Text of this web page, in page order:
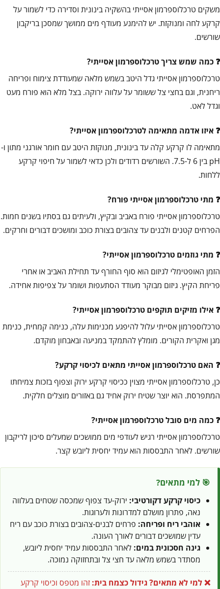
משקים טרכלוספרמון אסייתי בהשקיה בינונית וסדירה כדי לשמור על
קרקע לחה ומנוקזת. יש להימנע מעודף מים ממושך שמסכן בריקבון
שורשים.
כמה שמש צריך טרכלוספרמון אסייתי?
טרכלוספרמון אסייתי גדל היטב בשמש מלאה שמעודדת צימוח ופריחה
ריחנית, וגם בחצי צל ששומר על עלווה ירוקה. בצל מלא הוא פורח מעט
וגדל לאט.
איזו אדמה מתאימה לטרכלוספרמון אסייתי?
מתאימה לו קרקע קלה עד בינונית, מנוקזת היטב עם חומר אורגני מתון ו-
pH בין 6 ל-7.5. השורשים רדודים ולכן כדאי לשמור על חיפוי קרקע
ללחות.
מתי טרכלוספרמון אסייתי פורח?
טרכלוספרמון אסייתי פורח באביב ובקיץ, ולעיתים גם בסתיו בשנים חמות.
הפרחים קטנים ולבנים עד צהובים בצורת כוכב ומושכים דבורים וחרקים.
מתי גוזמים טרכלוספרמון אסייתי?
הזמן האופטימלי לגיזום הוא סוף החורף עד תחילת האביב או אחרי
פריחת הקיץ. גיזום מבוקר מעודד הסתעפות ושומר על צפיפות אחידה.
אילו מזיקים תוקפים טרכלוספרמון אסייתי?
טרכלוספרמון אסייתי עלול להיפגע מכנימות עלה, כנימה קמחית, כנימת
מגן ואקרית הקורים. מומלץ להתמקד במניעה ובאבחון מוקדם.
האם טרכלוספרמון אסייתי מתאים לכיסוי קרקע?
כן, טרכלוספרמון אסייתי מצוין ככיסוי קרקע ירוק וצפוף בזכות צמיחתו
המתפרסת. הוא יוצר שטיח ירוק אחיד גם באזורים מוצלים חלקית.
כמה מים סובל טרכלוספרמון אסייתי?
טרכלוספרמון אסייתי רגיש לעודפי מים ממושכים שמעלים סיכון לריקבון
שורשים. לאחר התבססות הוא עמיד יחסית ליובש קצר.
🎯 למי מתאים?
כיסוי קרקע דקורטיבי: ירוק-עד צפוף שמכסה שטחים בעלווה
נאה, פתרון מושלם למדרונות ולערוגות.
אוהבי ריח ופריחה: פרחים לבנים-צהובים בצורת כוכב עם ריח
עדין שמושכים דבורים לאורך העונה.
גינה חסכונית במים: לאחר התבססות עמיד יחסית ליובש,
מסתדר בשמש מלאה עד חצי צל ובתחזוקה נמוכה.
❌ למי לא מתאים?גידול כצמח בית: זהו מטפס וכיסוי קרקע